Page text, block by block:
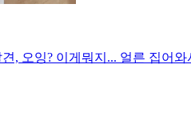
, 오잉? 이게뭐지... 얼른 집어